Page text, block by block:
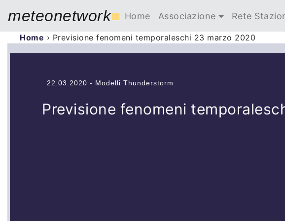
meteonetwork■ Home Associazione Rete
Home › Previsione fenomeni temporaleschi 23 marzo 2020
22.03.2020 - Modelli Thunderstorm
Previsione fenomeni